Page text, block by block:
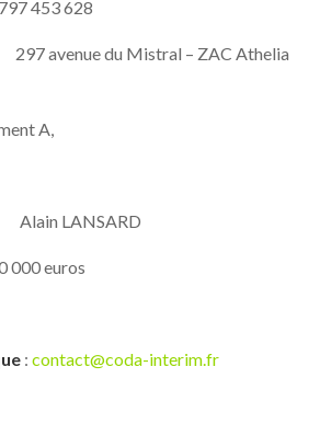
453 628
297 avenue du Mistral – ZAC Athelia
A,
Alain LANSARD
000 euros
: contact@coda-interim.fr